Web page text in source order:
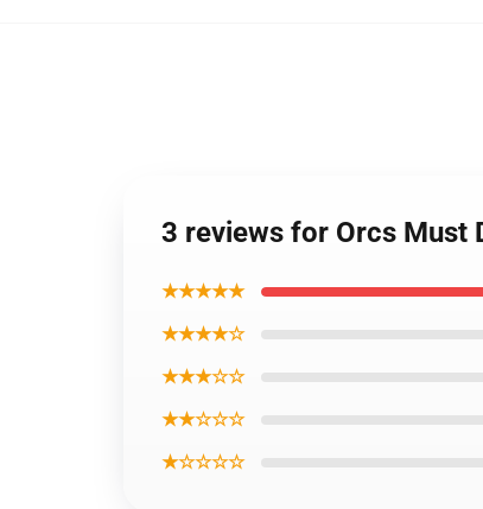
3 reviews for Orcs Must
★★★★★
★★★★☆
★★★☆☆
★★☆☆☆
★☆☆☆☆